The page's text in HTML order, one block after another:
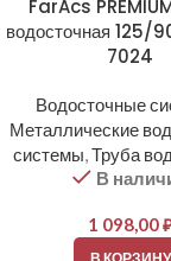
FarAcs
водосточная 125/
7024
Водосточные
Металлические
системы,Труба
В
1 098,00